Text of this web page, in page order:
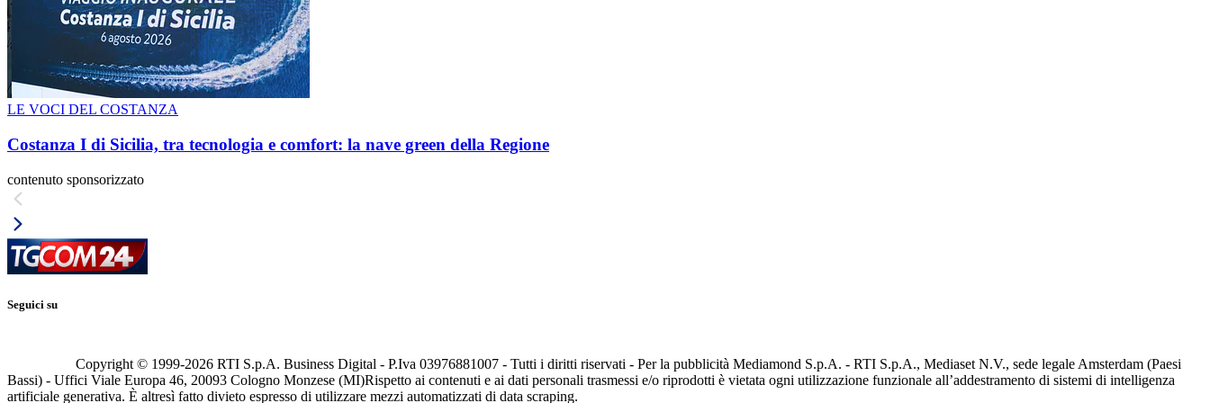
LE VOCI DEL COSTANZA
Costanza I di Sicilia, tra tecnologia e comfort: la nave green della Regione
contenuto sponsorizzato
Seguici su
Copyright © 1999-2026 RTI S.p.A. Business Digital - P.Iva 03976881007 - Tutti i diritti riservati - Per la pubblicità Mediamond S.p.A. - RTI S.p.A., Mediaset N.V., sede legale Amsterdam (Paesi
Bassi) - Uffici Viale Europa 46, 20093 Cologno Monzese (MI)Rispetto ai contenuti e ai dati personali trasmessi e/o riprodotti è vietata ogni utilizzazione funzionale all’addestramento di sistemi di intelligenza
artificiale generativa. È altresì fatto divieto espresso di utilizzare mezzi automatizzati di data scraping.